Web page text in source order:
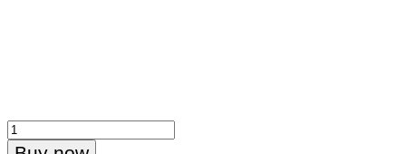
Quantidade
de